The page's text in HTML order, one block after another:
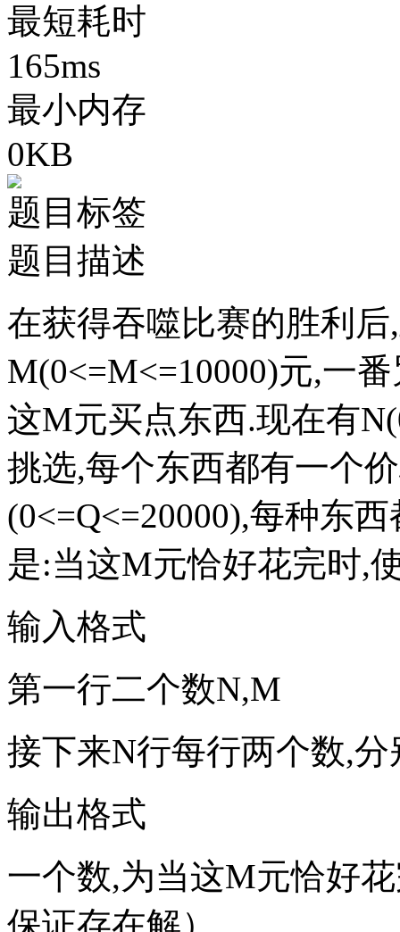
最短耗时
165ms
最小内存
0KB
题目标签
题目描述
在获得吞噬比赛的胜利
M(0<=M<=10000)元,一
这M元买点东西.现在有
挑选,每个东西都有一个
(0<=Q<=20000),每种东
是:当这M元恰好花完时,
输入格式
第一行二个数N,M
接下来N行每行两个数,
输出格式
一个数,为当这M元恰好
保证存在解）